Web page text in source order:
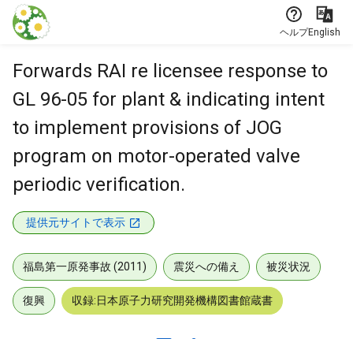
本文に飛ぶ
ヘルプEnglish
Forwards RAI re licensee response to
GL 96-05 for plant & indicating intent
to implement provisions of JOG
program on motor-operated valve
periodic verification.
提供元サイトで表示
福島第一原発事故 (2011) 震災への備え 被災状況
復興 収録:日本原子力研究開発機構図書館蔵書